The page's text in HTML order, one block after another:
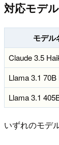
対応モデ
モデル
Claude 3.5
Llama 3.1
Llama 3.1
いずれのモデ